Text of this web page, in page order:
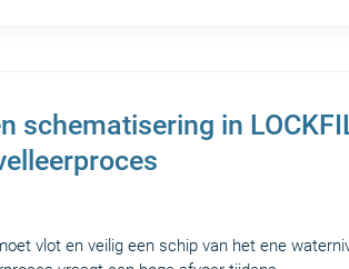
schematisering in
vlot en veilig een schip van het ene